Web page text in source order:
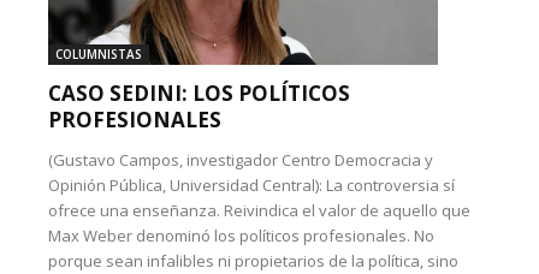
COLUMNISTAS
CASO SEDINI: LOS POLÍTICOS
PROFESIONALES
(Gustavo Campos, investigador Centro Democracia y
Opinión Pública, Universidad Central): La controversia sí
ofrece una enseñanza. Reivindica el valor de aquello que
Max Weber denominó los políticos profesionales. No
porque sean infalibles ni propietarios de la política, sino